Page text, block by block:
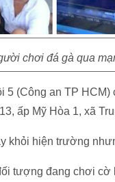
chơi đá gà qua
(Công an TP
ấp Mỹ Hòa 1, xã
khỏi hiện trường
tượng đang chơi cờ